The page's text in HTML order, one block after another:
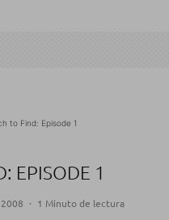
to Find: Episode 1
EPISODE 1
· 1 Minuto de lectura